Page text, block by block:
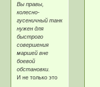
Вы правы,
колесно-
гусеничный танк
нужен для
быстрого
совершения
маршей вне
боевой
обстановки.
И не только это